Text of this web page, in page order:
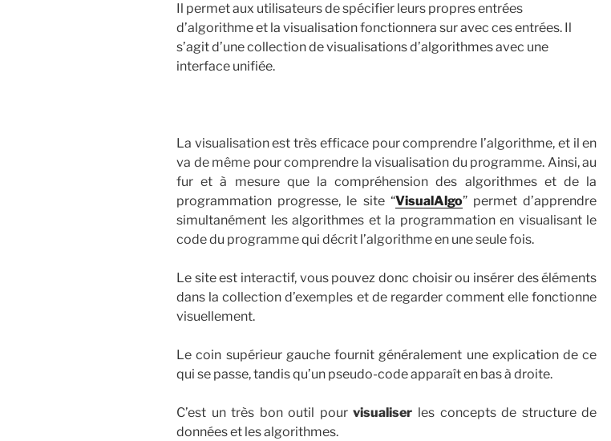
Il permet aux utilisateurs de spécifier leurs propres entrées
d’algorithme et la visualisation fonctionnera sur avec ces entrées. Il
s’agit d’une collection de visualisations d’algorithmes avec une
interface unifiée.
La visualisation est très efficace pour comprendre l’algorithme, et il en
va de même pour comprendre la visualisation du programme. Ainsi, au
fur et à mesure que la compréhension des algorithmes et de la
programmation progresse, le site “VisualAlgo” permet d’apprendre
simultanément les algorithmes et la programmation en visualisant le
code du programme qui décrit l’algorithme en une seule fois.
Le site est interactif, vous pouvez donc choisir ou insérer des éléments
dans la collection d’exemples et de regarder comment elle fonctionne
visuellement.
Le coin supérieur gauche fournit généralement une explication de ce
qui se passe, tandis qu’un pseudo-code apparaît en bas à droite.
C’est un très bon outil pourvisualiser les concepts de structure de
données et les algorithmes.